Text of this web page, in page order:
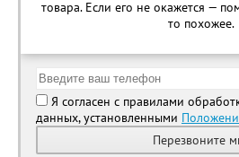
товара. Если его не окажется —
то похожее.
Я согласен с правилами
данных, установленными
Перезвоните